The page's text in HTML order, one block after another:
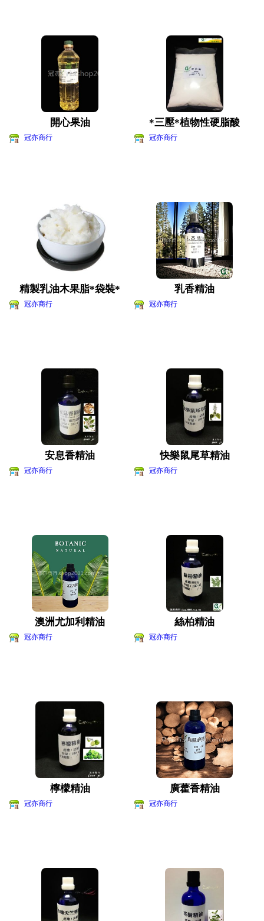
開心果油
冠亦商行
*三壓*植物性硬脂酸
冠亦商行
精製乳油木果脂*袋裝*
冠亦商行
乳香精油
冠亦商行
安息香精油
冠亦商行
快樂鼠尾草精油
冠亦商行
澳洲尤加利精油
冠亦商行
絲柏精油
冠亦商行
檸檬精油
冠亦商行
廣藿香精油
冠亦商行